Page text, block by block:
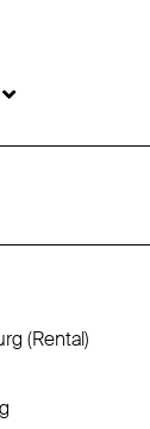
(Rental)
Savivartės (1)